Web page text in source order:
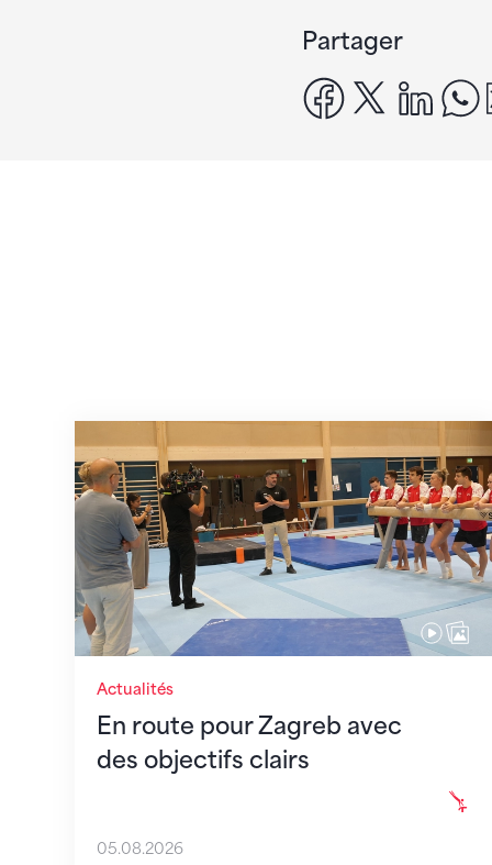
Partager
facebook
x
Actualités
En route pour Zagreb avec
des objectifs clairs
En route pour Zagreb avec des objectifs
05.08.2026